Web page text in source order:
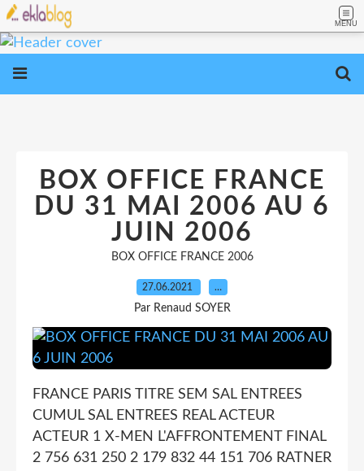
MENU
BOX OFFICE FRANCE
DU 31 MAI 2006 AU 6
JUIN 2006
BOX OFFICE FRANCE 2006
27.06.2021 …
Par Renaud SOYER
FRANCE PARIS TITRE SEM SAL ENTREES
CUMUL SAL ENTREES REAL ACTEUR
ACTEUR 1 X-MEN L'AFFRONTEMENT FINAL
2 756 631 250 2 179 832 44 151 706 RATNER